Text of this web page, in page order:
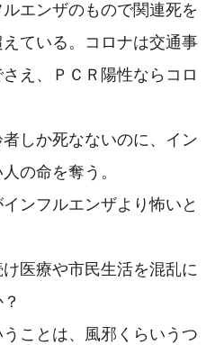
エンザのもので関連死を
ている。コロナは交通事
え、ＰＣＲ陽性ならコロ
しか死なないのに、イン
の命を奪う。
ンフルエンザより怖いと
医療や市民生活を混乱に
ことは、風邪くらいうつ